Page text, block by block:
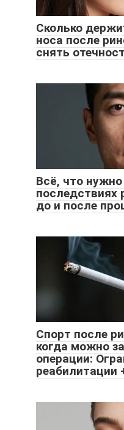
Сколько
носа после
снять
Всё, что нужно
последствиях
до и после
Спорт после
когда можно
операции:
реабилитации